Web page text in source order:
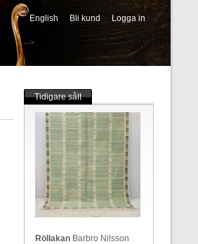
English Bli kund Logga in
-->
Tidigare sålt
RöllakanBarbro Nilsson